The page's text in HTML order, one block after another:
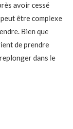
avoir cessé
être complexe
Bien que
de prendre
dans le